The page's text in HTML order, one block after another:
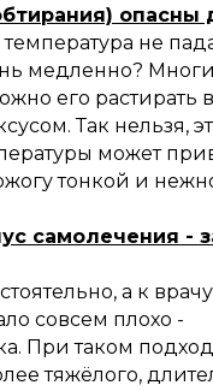
опасны
не
медленно?
его растирать
Так нельзя,
может
тонкой и
самолечения -
а к
совсем плохо -
При таком
тяжёлого,